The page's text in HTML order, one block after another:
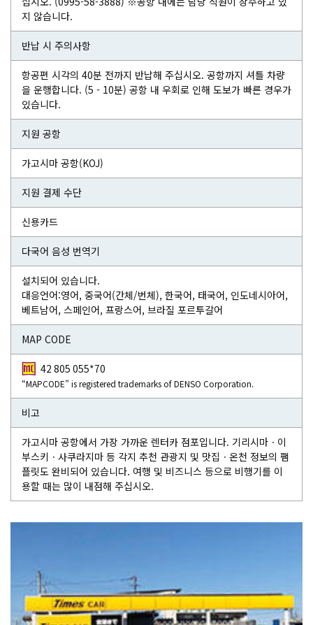
지 않습니다.
반납 시 주의사항
항공편 시각의 40분 전까지 반납해 주십시오. 공항까지 셔틀 차량
을 운행합니다. (5 - 10분) 공항 내 우회로 인해 도보가 빠른 경우가
있습니다.
지원 공항
가고시마 공항(KOJ)
지원 결제 수단
신용카드
다국어 음성 번역기
설치되어 있습니다.
대응언어:영어, 중국어(간체/번체), 한국어, 태국어, 인도네시아어,
베트남어, 스페인어, 프랑스어, 브라질 포르투갈어
MAP CODE
42 805 055*70
“MAPCODE” is registered trademarks of DENSO Corporation.
비고
가고시마 공항에서 가장 가까운 렌터카 점포입니다. 기리시마ㆍ이
부스키ㆍ사쿠라지마 등 각지 추천 관광지 및 맛집ㆍ온천 정보의 팸
플릿도 완비되어 있습니다. 여행 및 비즈니스 등으로 비행기를 이
용할 때는 많이 내점해 주십시오.